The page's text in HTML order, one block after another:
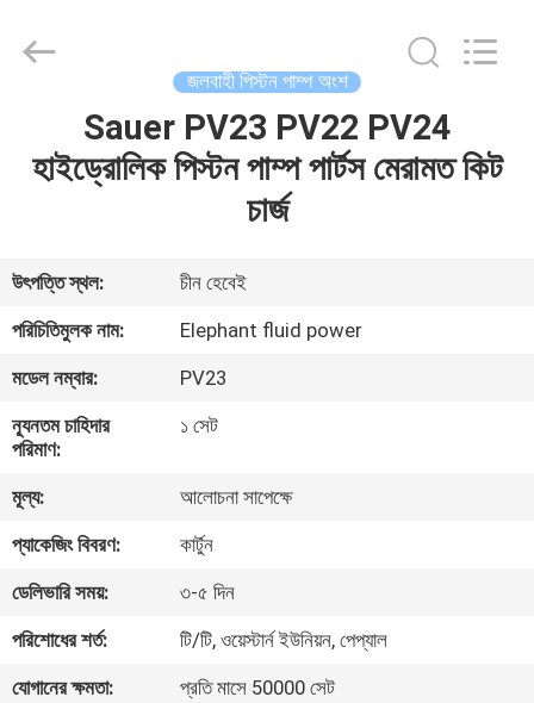
আমাদের
সম্পর্কে
কারখানা
ভ্রমণ
মান
নিয়ন্ত্রণ
যোগাযোগ
করুন
Power
Co.,Ltd.
জলবাহী পিস্টন পাম্প অংশ
Sauer PV23 PV22 PV24
হাইড্রোলিক পিস্টন পাম্প পার্টস মেরামত কিট
চার্জ
উৎপত্তি স্থল:
চীন হেবেই
পরিচিতিমুলক নাম:
Elephant fluid power
মডেল নম্বার:
PV23
ন্যূনতম চাহিদার
পরিমাণ:
১ সেট
মূল্য:
আলোচনা সাপেক্ষে
প্যাকেজিং বিবরণ:
কার্টুন
ডেলিভারি সময়:
৩-৫ দিন
পরিশোধের শর্ত:
টি/টি, ওয়েস্টার্ন ইউনিয়ন, পেপ্যাল
যোগানের ক্ষমতা:
প্রতি মাসে 50000 সেট